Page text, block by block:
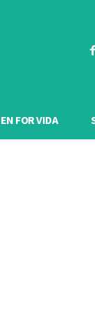
FOR VIDA